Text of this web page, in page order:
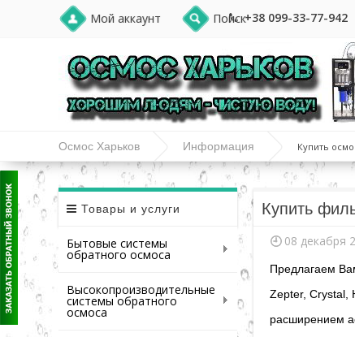
Мой аккаунт Поиск+38 099-33-77-942
Осмос Харьков Информация Купить
Товары и услуги
Бытовые системы
обратного осмоса
Высокопроизводительные
системы обратного
осмоса
Купить
08 декабря
Предлагаем
Zepter, Crystal,
расширением